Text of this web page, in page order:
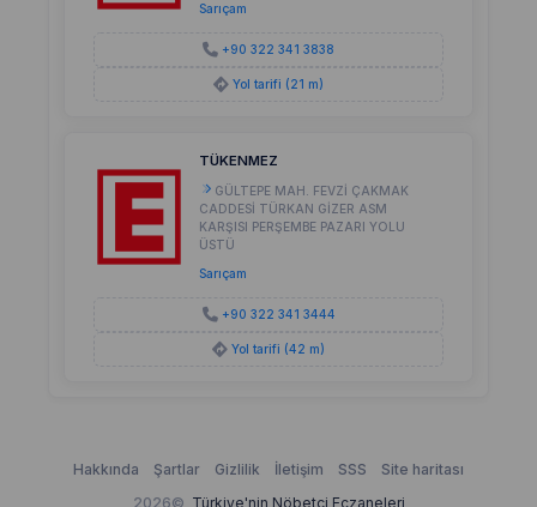
Sarıçam
+90 322 341 3838
Yol tarifi (21 m)
TÜKENMEZ
GÜLTEPE MAH. FEVZİ ÇAKMAK
CADDESİ TÜRKAN GİZER ASM
KARŞISI PERŞEMBE PAZARI YOLU
ÜSTÜ
Sarıçam
+90 322 341 3444
Yol tarifi (42 m)
2026© Türkiye'nin Nöbetçi Eczaneleri
Hakkında Şartlar Gizlilik İletişim SSS Site haritası